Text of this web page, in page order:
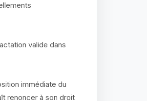
valide dans
immédiate du
renoncer à son droit